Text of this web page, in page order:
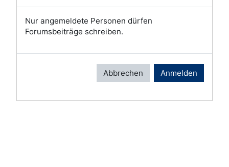
Nur angemeldete Personen dürfen
Forumsbeiträge schreiben.
Abbrechen Anmelden